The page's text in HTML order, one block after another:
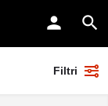
Filtri